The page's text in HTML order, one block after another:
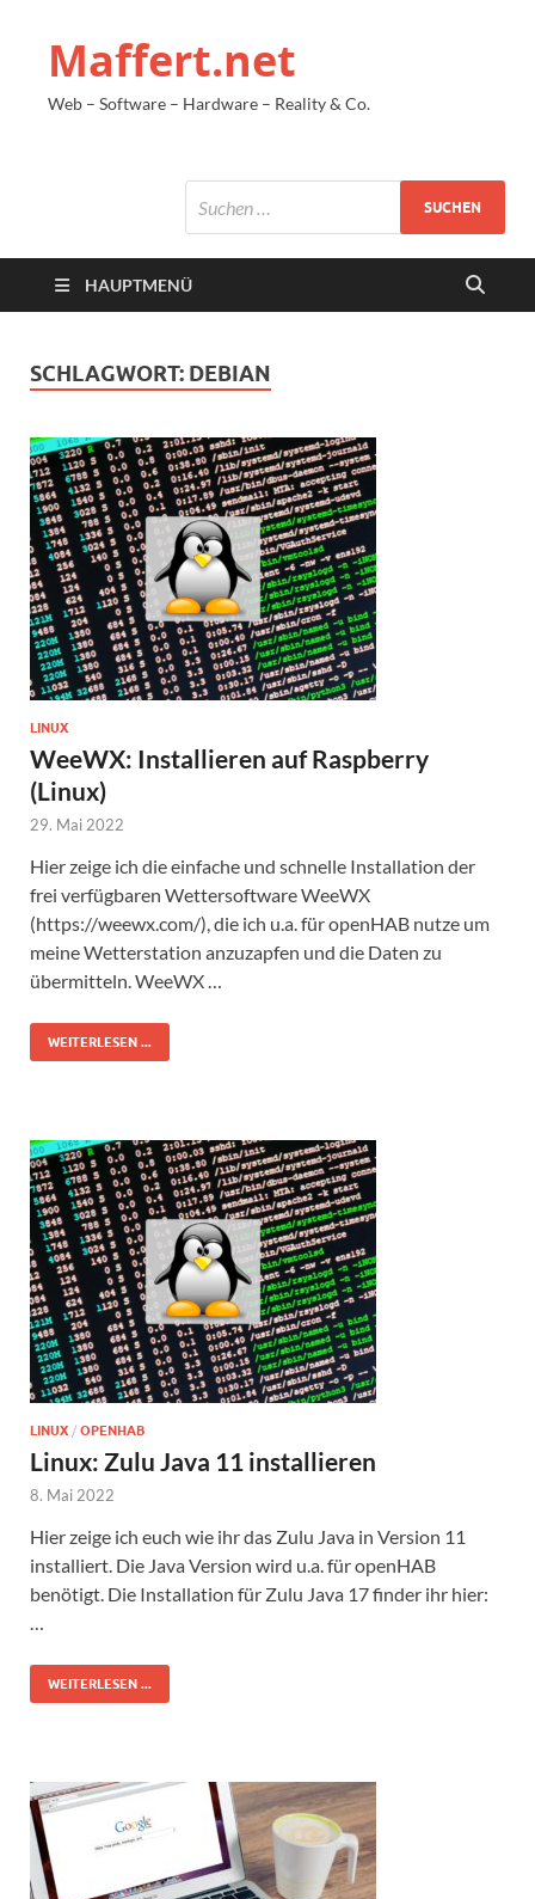
Maffert.net
Web – Software – Hardware – Reality & Co.
HAUPTMENÜ
SCHLAGWORT: DEBIAN
LINUX
WeeWX: Installieren auf Raspberry
(Linux)
29. Mai 2022
Hier zeige ich die einfache und schnelle Installation der
frei verfügbaren Wettersoftware WeeWX
(https://weewx.com/), die ich u.a. für openHAB nutze um
meine Wetterstation anzuzapfen und die Daten zu
übermitteln. WeeWX …
WEITERLESEN ...
LINUX / OPENHAB
Linux: Zulu Java 11 installieren
8. Mai 2022
Hier zeige ich euch wie ihr das Zulu Java in Version 11
installiert. Die Java Version wird u.a. für openHAB
benötigt. Die Installation für Zulu Java 17 finder ihr hier:
WEITERLESEN ...